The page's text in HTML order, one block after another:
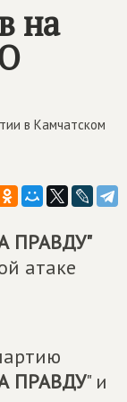
на
в Камчатском
ПРАВДУ"
атаке
ПРАВДУ" и